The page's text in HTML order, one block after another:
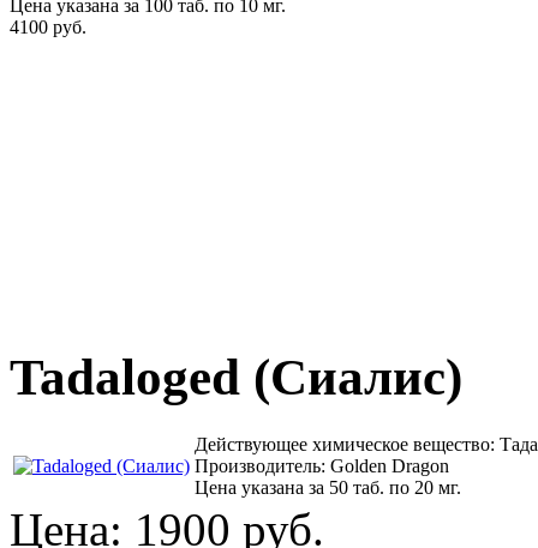
Цена указана за 100 таб. по 10 мг.
4100 руб.
Tadaloged (Сиалис)
Действующее химическое вещество:
Производитель: Golden Dragon
Цена указана за 50 таб. по 20 мг.
Цена: 1900 руб.